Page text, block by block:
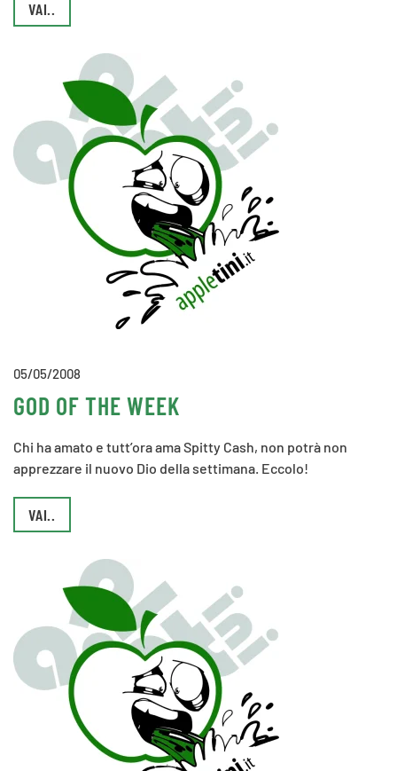
VAI..
05/05/2008
GOD OF THE WEEK
Chi ha amato e tutt’ora ama Spitty Cash, non potrà non
apprezzare il nuovo Dio della settimana. Eccolo!
VAI..